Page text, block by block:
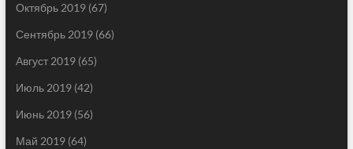
Октябрь 2019(67)
Сентябрь 2019(66)
Август 2019(65)
Июль 2019(42)
Июнь 2019(56)
Май 2019(64)